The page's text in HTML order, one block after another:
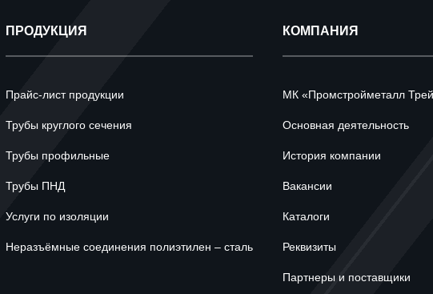
ПРОДУКЦИЯ
Прайс-лист продукции
Трубы круглого сечения
Трубы профильные
Трубы ПНД
Услуги по изоляции
Неразъёмные соединения полиэтилен – сталь
КОМПАНИЯ
МК «Промстройметалл
Основная деятельность
История компании
Вакансии
Каталоги
Реквизиты
Партнеры и поставщики